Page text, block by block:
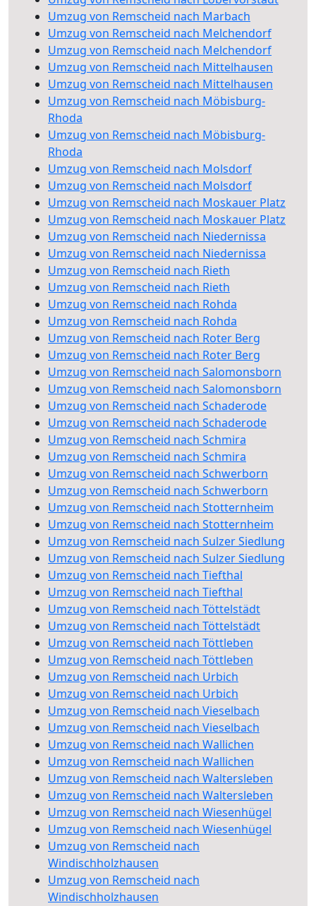
Umzug von Remscheid nach Marbach
Umzug von Remscheid nach Melchendorf
Umzug von Remscheid nach Melchendorf
Umzug von Remscheid nach Mittelhausen
Umzug von Remscheid nach Mittelhausen
Umzug von Remscheid nach Möbisburg-
Rhoda
Umzug von Remscheid nach Möbisburg-
Rhoda
Umzug von Remscheid nach Molsdorf
Umzug von Remscheid nach Molsdorf
Umzug von Remscheid nach Moskauer Platz
Umzug von Remscheid nach Moskauer Platz
Umzug von Remscheid nach Niedernissa
Umzug von Remscheid nach Niedernissa
Umzug von Remscheid nach Rieth
Umzug von Remscheid nach Rieth
Umzug von Remscheid nach Rohda
Umzug von Remscheid nach Rohda
Umzug von Remscheid nach Roter Berg
Umzug von Remscheid nach Roter Berg
Umzug von Remscheid nach Salomonsborn
Umzug von Remscheid nach Salomonsborn
Umzug von Remscheid nach Schaderode
Umzug von Remscheid nach Schaderode
Umzug von Remscheid nach Schmira
Umzug von Remscheid nach Schmira
Umzug von Remscheid nach Schwerborn
Umzug von Remscheid nach Schwerborn
Umzug von Remscheid nach Stotternheim
Umzug von Remscheid nach Stotternheim
Umzug von Remscheid nach Sulzer Siedlung
Umzug von Remscheid nach Sulzer Siedlung
Umzug von Remscheid nach Tiefthal
Umzug von Remscheid nach Tiefthal
Umzug von Remscheid nach Töttelstädt
Umzug von Remscheid nach Töttelstädt
Umzug von Remscheid nach Töttleben
Umzug von Remscheid nach Töttleben
Umzug von Remscheid nach Urbich
Umzug von Remscheid nach Urbich
Umzug von Remscheid nach Vieselbach
Umzug von Remscheid nach Vieselbach
Umzug von Remscheid nach Wallichen
Umzug von Remscheid nach Wallichen
Umzug von Remscheid nach Waltersleben
Umzug von Remscheid nach Waltersleben
Umzug von Remscheid nach Wiesenhügel
Umzug von Remscheid nach Wiesenhügel
Umzug von Remscheid nach
Windischholzhausen
Umzug von Remscheid nach
Windischholzhausen